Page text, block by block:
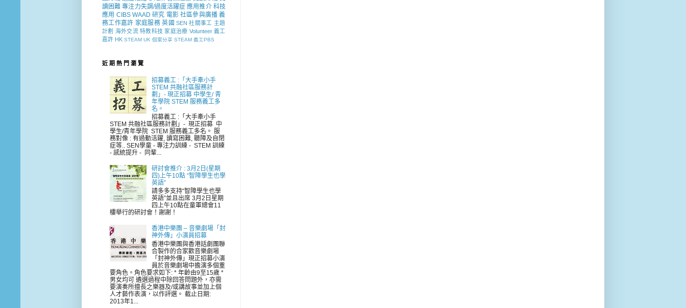
讀困難 專注力失調/過度活躍症 應用推介 科技
應用 CIBS WAAD 研究 電影 社區參與廣播 義
務工作嘉許 家庭服務 英國 SEN 社關事工 主題
計劃 海外交流 特教科技 家庭治療 Volunteer 義工
嘉許 HK STEAM UK 個案分享 STEAM 義工PBS
近 期 熱 門 瀏 覽
招募義工 :「大手牽小手
STEM 共融社區服務計
劃」- 現正招募 中學生/ 青
年學院 STEM 服務義工多
名。
招募義工 :「大手牽小手
STEM 共融社區服務計劃」- 現正招募 中
學生/青年學院 STEM 服務義工多名。 服
務對像 : 有過動活躍, 讀寫困難, 聽障及自閉
症等.. SEN學童 - 專注力訓練 - STEM 訓練
- 感統提升 - 同輩...
研討會推介 : 3月2日(星期
四)上午10點 “智障學生也學
英語”
請多多支持“智障學生也學
英語”並且出席 3月2日星期
四上午10點在童軍總會11
樓舉行的研討會！謝謝！
香港中樂團 – 音樂劇場「封
神外傳」小演員招募
香港中樂團與香港話劇團聯
合製作的合家歡音樂劇場
「封神外傳」現正招募小演
員於音樂劇場中擔演多個重
要角色。角色要求如下: * 年齡由9至15歲 *
男女均可 遴選過程中除回答問題外，亦需
要演奏所擅長之樂器及/或講故事並加上個
人才藝作表演，以作評選。 截止日期:
2013年1...